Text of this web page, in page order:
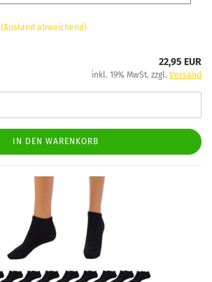
(Ausland abweichend)
22,95 EUR
inkl. 19% MwSt. zzgl. Versand
IN DEN WARENKORB